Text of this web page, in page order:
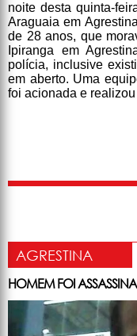
noite desta quinta-
Araguaia em
de 28 anos, que
Ipiranga em
polícia, inclusive
em aberto. Uma
foi acionada e
AGRESTINA
HOMEM FOI